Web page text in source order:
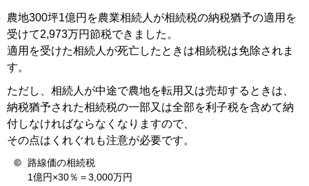
農地300坪1億円を農業相続人が相続税の納税猶予の適用を
受けて2,973万円節税できました。
適用を受けた相続人が死亡したときは相続税は免除されま
す。
ただし、相続人が中途で農地を転用又は売却するときは、
納税猶予された相続税の一部又は全部を利子税を含めて納
付しなければならなくなりますので、
その点はくれぐれも注意が必要です。
路線価の相続税
1億円×30％＝3,000万円